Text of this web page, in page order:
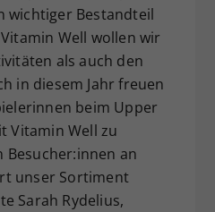
wichtiger Bestandteil
Well wollen wir
als auch den
in diesem Jahr freuen
beim Upper
Vitamin Well zu
an
unser Sortiment
Sarah Rydelius,